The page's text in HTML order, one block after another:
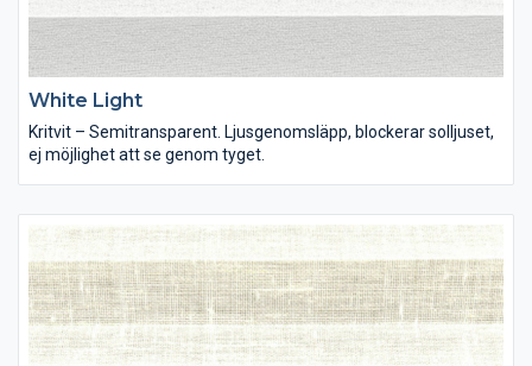
White Light
Kritvit – Semitransparent. Ljusgenomsläpp, blockerar solljuset,
ej möjlighet att se genom tyget.